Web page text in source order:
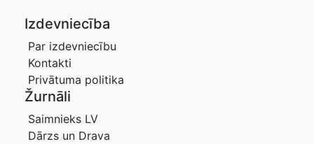
Izdevniecība
Par izdevniecību
Kontakti
Privātuma politika
Žurnāli
Saimnieks LV
Dārzs un Drava